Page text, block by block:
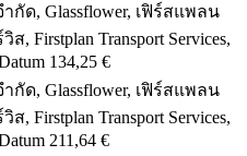
กัด, Glassflower, เฟิร์สแพลน
, Firstplan Transport Services,
134,25 €
กัด, Glassflower, เฟิร์สแพลน
, Firstplan Transport Services,
211,64 €